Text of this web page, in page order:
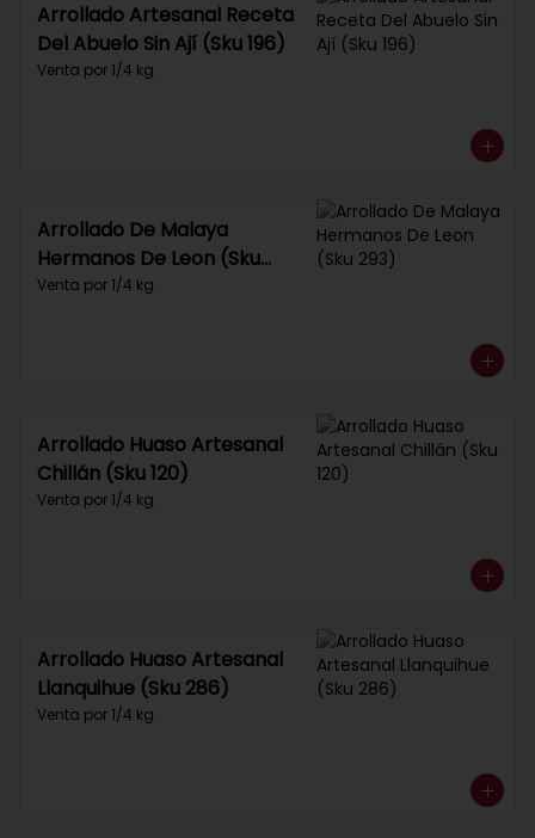
Arrollado Artesanal Receta
Del Abuelo Sin Ají (Sku 196)
Venta por 1/4 kg.
Arrollado De Malaya
Hermanos De Leon (Sku
293)
Venta por 1/4 kg.
Arrollado Huaso Artesanal
Chillán (Sku 120)
Venta por 1/4 kg.
Arrollado Huaso Artesanal
Llanquihue (Sku 286)
Venta por 1/4 kg.